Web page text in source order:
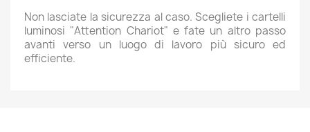
Non lasciate la sicurezza al caso. Scegliete i cartelli
luminosi "Attention Chariot" e fate un altro passo
avanti verso un luogo di lavoro più sicuro ed
efficiente.